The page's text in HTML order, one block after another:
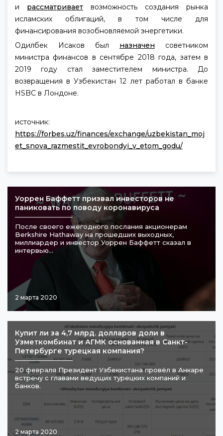
и рассматривает возможность создания рынка
исламских облигаций, в том числе для
финансирования возобновляемой энергетики.
Одилбек Исаков был назначен советником
министра финансов в сентябре 2018 года, затем в
2019 году стал заместителем министра. До
возвращения в Узбекистан 12 лет работал в банке
HSBC в Лондоне.
источник:
https://forbes.uz/finances/exchange/uzbekistan_moj
et_snova_razmestit_evrobondyi_v_etom_godu/
Уоррен Баффетт призвал инвесторов не
паниковать по поводу коронавируса
После своего ежегодного послания акционерам
Berkshire Hathaway на прошедших выходных,
миллиардер и инвестор Уоррен Баффетт сказал в
интервью...
2 марта 2020
​Купит ли за 4,7 млрд. долларов доли в
Узметкомбинат и АГМК основанная в Санкт-
Петербурге турецкая компания?
20 февраля Президент Узбекистана провёл в Анкаре
встречу с главами ведущих турецких компаний и
банков.
2 марта 2020